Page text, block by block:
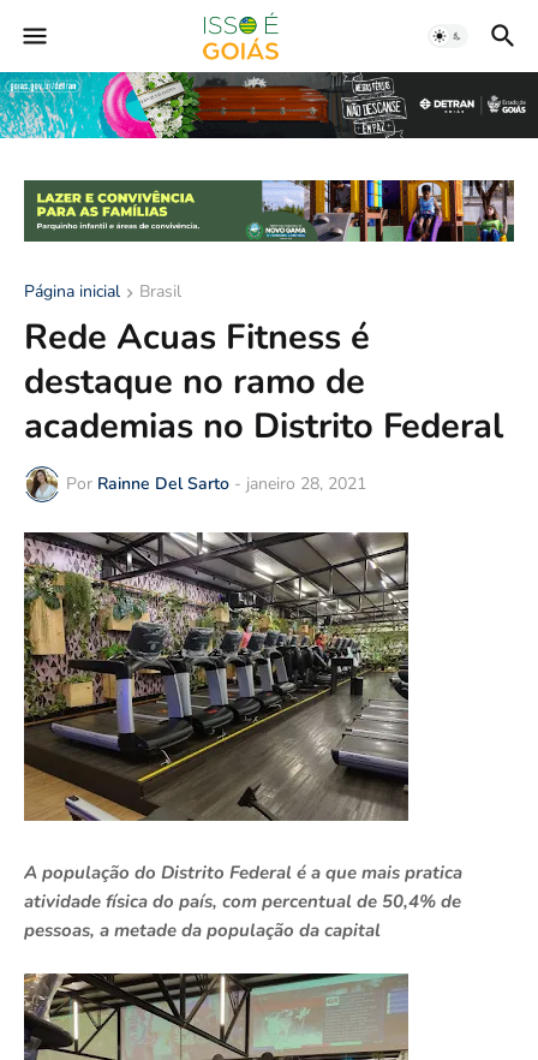
Página inicial Brasil
Rede Acuas Fitness é
destaque no ramo de
academias no Distrito Federal
Por Rainne Del Sarto - janeiro 28, 2021
A população do Distrito Federal é a que mais pratica
atividade física do país, com percentual de 50,4% de
pessoas, a metade da população da capital